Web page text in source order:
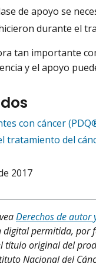
de apoyo se
durante el
tan importante
y el apoyo
con cáncer
tratamiento del
2017
Derechos de autor
digital permitida,
título original del
Nacional del